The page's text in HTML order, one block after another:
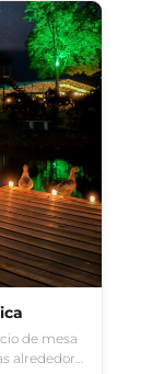
de mesa
alrededor…